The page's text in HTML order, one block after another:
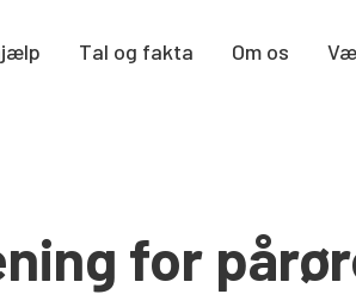
Tal og fakta Om os
for